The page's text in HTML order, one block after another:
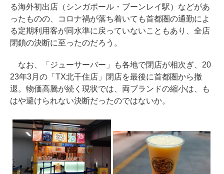
る海外初出店（シンガポール・ブーンレイ駅）などがあ
ったものの、コロナ禍が落ち着いても首都圏の通勤によ
る定期利用客が同水準に戻っていないこともあり、全店
閉鎖の決断に至ったのだろう。
なお、「ジューサーバー」も各地で閉店が相次ぎ、20
23年3月の「TX北千住店」閉店を最後に首都圏から撤
退。物価高騰が続く現状では、両ブランドの縮小は、も
はや避けられない決断だったのではないか。